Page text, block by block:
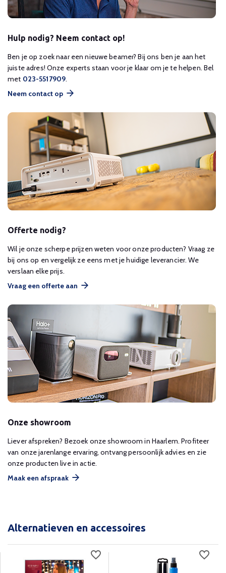
Hulp nodig? Neem contact op!
Ben je op zoek naar een nieuwe beamer? Bij ons ben je aan het
juiste adres! Onze experts staan voor je klaar om je te helpen. Bel
met 023-5517909.
Neem contact op
Offerte nodig?
Wil je onze scherpe prijzen weten voor onze producten? Vraag ze
bij ons op en vergelijk ze eens met je huidige leverancier. We
verslaan elke prijs.
Vraag een offerte aan
Onze showroom
Liever afspreken? Bezoek onze showroom in Haarlem. Profiteer
van onze jarenlange ervaring, ontvang persoonlijk advies en zie
onze producten live in actie.
Maak een afspraak
Alternatieven en accessoires